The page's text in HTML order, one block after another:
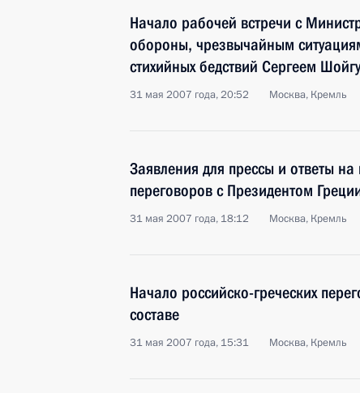
Начало рабочей встречи с
обороны, чрезвычайным
стихийных бедствий Сергеем Шойгу
31 мая 2007 года, 20:52 Москва, Кремль
Заявления для прессы и ответы
переговоров с Президентом
31 мая 2007 года, 18:12 Москва, Кремль
Начало российско-греческих
составе
31 мая 2007 года, 15:31 Москва, Кремль